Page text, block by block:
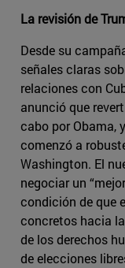
La revisión de
Desde su
señales claras
relaciones con
anunció que
cabo por Obama,
comenzó a
Washington. El
negociar un
condición de que
concretos hacia
de los derechos
de elecciones